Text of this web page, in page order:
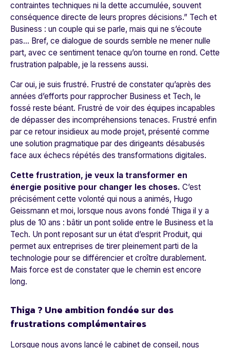
contraintes techniques ni la dette accumulée, souvent
conséquence directe de leurs propres décisions.” Tech et
Business : un couple qui se parle, mais qui ne s’écoute
pas... Bref, ce dialogue de sourds semble ne mener nulle
part, avec ce sentiment tenace qu’on tourne en rond. Cette
frustration palpable, je la ressens aussi.
Car oui, je suis frustré. Frustré de constater qu’après des
années d’efforts pour rapprocher Business et Tech, le
fossé reste béant. Frustré de voir des équipes incapables
de dépasser des incompréhensions tenaces. Frustré enfin
par ce retour insidieux au mode projet, présenté comme
une solution pragmatique par des dirigeants désabusés
face aux échecs répétés des transformations digitales.
Cette frustration, je veux la transformer en
énergie positive pour changer les choses. C’est
précisément cette volonté qui nous a animés, Hugo
Geissmann et moi, lorsque nous avons fondé Thiga il y a
plus de 10 ans : bâtir un pont solide entre le Business et la
Tech. Un pont reposant sur un état d’esprit Produit, qui
permet aux entreprises de tirer pleinement parti de la
technologie pour se différencier et croître durablement.
Mais force est de constater que le chemin est encore
long.
Thiga ? Une ambition fondée sur des
frustrations complémentaires
Lorsque nous avons lancé le cabinet de conseil, nous